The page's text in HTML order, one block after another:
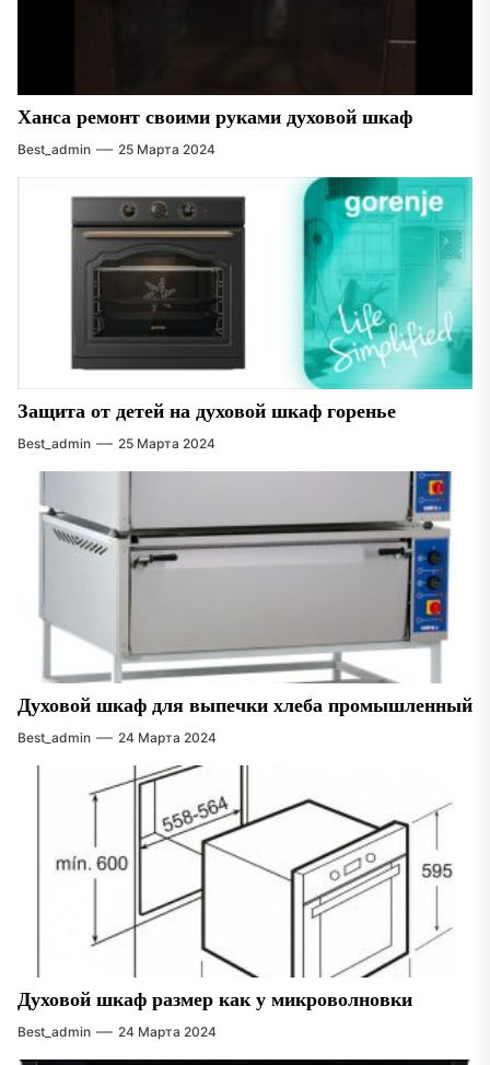
Ханса ремонт своими руками духовой шкаф
Best_admin 25 Марта 2024
Защита от детей на духовой шкаф горенье
Best_admin 25 Марта 2024
Духовой шкаф для выпечки хлеба промышленный
Best_admin 24 Марта 2024
Духовой шкаф размер как у микроволновки
Best_admin 24 Марта 2024